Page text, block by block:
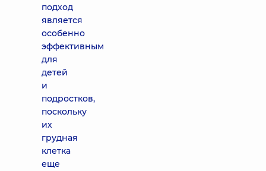
подход
является
особенно
эффективным
для
детей
и
подростков,
поскольку
их
грудная
клетка
еще